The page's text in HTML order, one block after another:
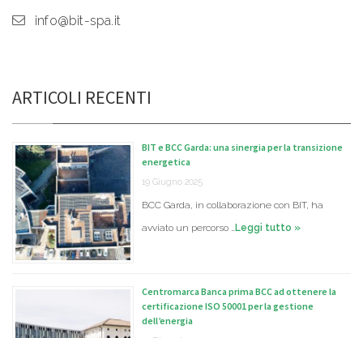
info@bit-spa.it
ARTICOLI RECENTI
BIT e BCC Garda: una sinergia per la transizione
energetica
19 Giugno 2025
BCC Garda, in collaborazione con BIT, ha
avviato un percorso …Leggi tutto »
Centromarca Banca prima BCC ad ottenere la
certificazione ISO 50001 per la gestione
dell’energia